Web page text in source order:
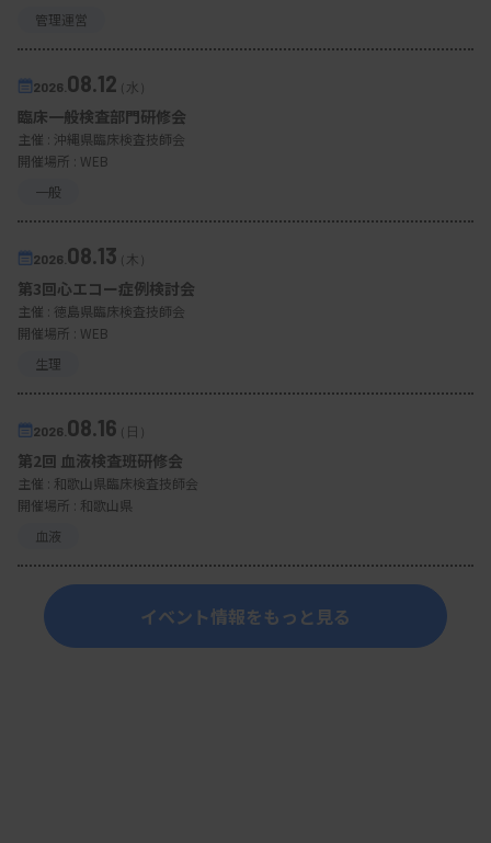
管理運営
2026. 08.12（水）
臨床一般検査部門研修会
主催 : 沖縄県臨床検査技師会
開催場所 : WEB
一般
2026. 08.13（木）
第3回心エコー症例検討会
主催 : 徳島県臨床検査技師会
開催場所 : WEB
生理
2026. 08.16（日）
第2回 血液検査班研修会
主催 : 和歌山県臨床検査技師会
開催場所 : 和歌山県
血液
イベント情報をもっと見る